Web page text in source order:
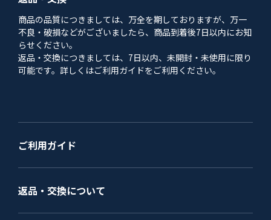
商品の品質につきましては、万全を期しておりますが、万一
不良・破損などがございましたら、商品到着後7日以内にお知
らせください。
返品・交換につきましては、7日以内、未開封・未使用に限り
可能です。詳しくはご利用ガイドをご利用ください。
ご利用ガイド
返品・交換について